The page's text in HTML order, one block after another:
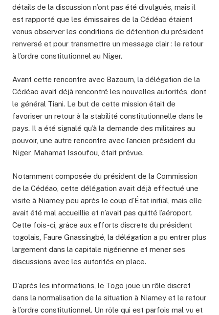
détails de la discussion n’ont pas été divulgués, mais il
est rapporté que les émissaires de la Cédéao étaient
venus observer les conditions de détention du président
renversé et pour transmettre un message clair : le retour
à l’ordre constitutionnel au Niger.
Avant cette rencontre avec Bazoum, la délégation de la
Cédéao avait déjà rencontré les nouvelles autorités, dont
le général Tiani. Le but de cette mission était de
favoriser un retour à la stabilité constitutionnelle dans le
pays. Il a été signalé qu’à la demande des militaires au
pouvoir, une autre rencontre avec l’ancien président du
Niger, Mahamat Issoufou, était prévue.
Notamment composée du président de la Commission
de la Cédéao, cette délégation avait déjà effectué une
visite à Niamey peu après le coup d’État initial, mais elle
avait été mal accueillie et n’avait pas quitté l’aéroport.
Cette fois-ci, grâce aux efforts discrets du président
togolais, Faure Gnassingbé, la délégation a pu entrer plus
largement dans la capitale nigérienne et mener ses
discussions avec les autorités en place.
D’après les informations, le Togo joue un rôle discret
dans la normalisation de la situation à Niamey et le retour
à l’ordre constitutionnel. Un rôle qui est parfois mal vu et